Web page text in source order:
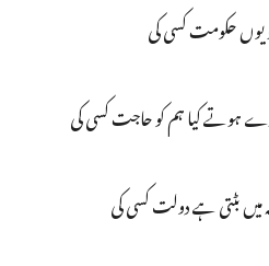
ہو یوں حکومت کسی کی
ہوتے کیا ہم کو حاجت کسی کی
میں بٹتی ہے دولت کسی کی